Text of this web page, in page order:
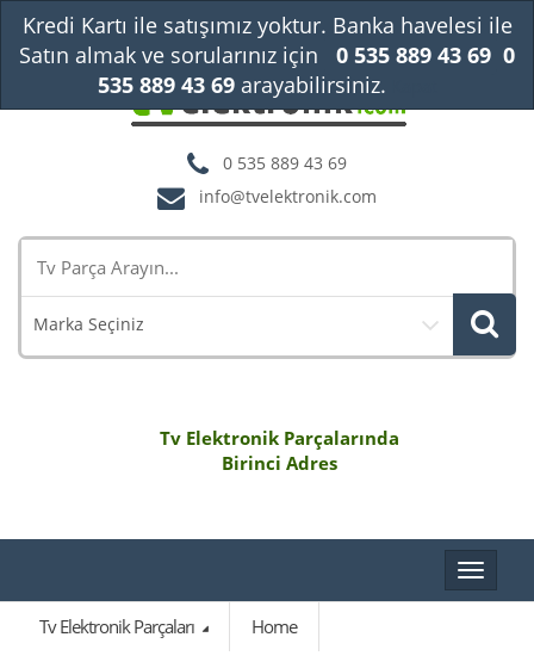
0 535 889 43 69
info@tvelektronik.com
Marka Seçiniz
Tv Elektronik Parçalarında
Birinci Adres
Toggle
Tv Elektronik Parçaları
Home
Kredi Kartı ile satışımız yoktur. Banka havelesi ile
Satın almak ve sorularınız için
0 535 889 43 69 0
535 889 43 69arayabilirsiniz.